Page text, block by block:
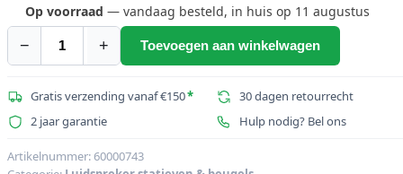
was:
€17,83.
is:
€15,95.
Op voorraad — vandaag besteld, in huis op 11 augustus
−
EUROLITE
TV
Spigot
16mm
+ Toevoegen aan winkelwagen
Gratis verzending vanaf €150*
30 dagen retourrecht
2 jaar garantie
Hulp nodig? Bel ons
Artikelnummer:60000743